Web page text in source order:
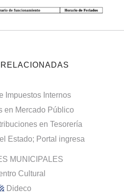
Impuestos Internos
en Mercado Público
en Tesorería
Estado; Portal ingresa
MUNICIPALES
Cultural
Dideco